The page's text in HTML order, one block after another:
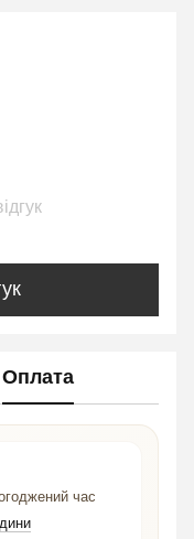
Оплата
час